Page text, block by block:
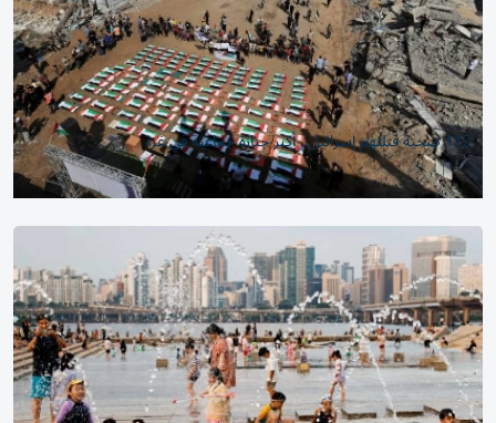
112 ضحية قتلتهم إسرائيل.. أكبر جنازة جماعية في غزة